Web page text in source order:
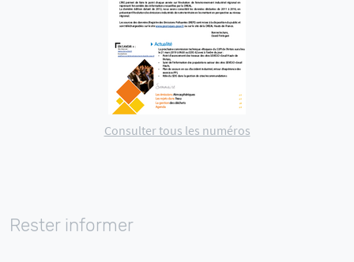
Consulter tous les numéros
Rester informer